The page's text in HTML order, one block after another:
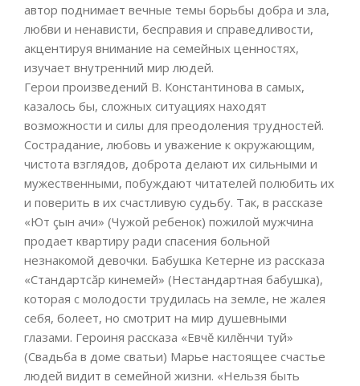
автор поднимает вечные темы борьбы добра и зла,
любви и ненависти, бесправия и справедливости,
акцентируя внимание на семейных ценностях,
изучает внутренний мир людей.
Герои произведений В. Константинова в самых,
казалось бы, сложных ситуациях находят
возможности и силы для преодоления трудностей.
Сострадание, любовь и уважение к окружающим,
чистота взглядов, доброта делают их сильными и
мужественными, побуждают читателей полюбить их
и поверить в их счастливую судьбу. Так, в рассказе
«Ют çын ачи» (Чужой ребенок) пожилой мужчина
продает квартиру ради спасения больной
незнакомой девочки. Бабушка Кетерне из рассказа
«Стандартсăр кинемей» (Нестандартная бабушка),
которая с молодости трудилась на земле, не жалея
себя, болеет, но смотрит на мир душевными
глазами. Героиня рассказа «Евчĕ килĕнчи туй»
(Свадьба в доме сватьи) Марье настоящее счастье
людей видит в семейной жизни. «Нельзя быть